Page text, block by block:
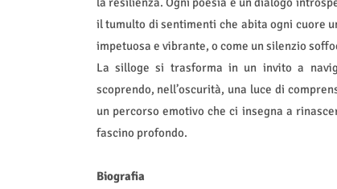
il tumulto di sentimenti che abita ogni cuore
impetuosa e vibrante, o come un silenzio
La silloge si trasforma in un invito a
scoprendo, nell’oscurità, una luce di
un percorso emotivo che ci insegna a
fascino profondo.
Biografia